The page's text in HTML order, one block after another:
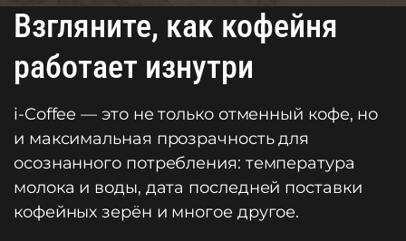
Взгляните, как кофейня
работает изнутри
i-Coffee — это не только отменный кофе, но
и максимальная прозрачность для
осознанного потребления: температура
молока и воды, дата последней поставки
кофейных зерён и многое другое.